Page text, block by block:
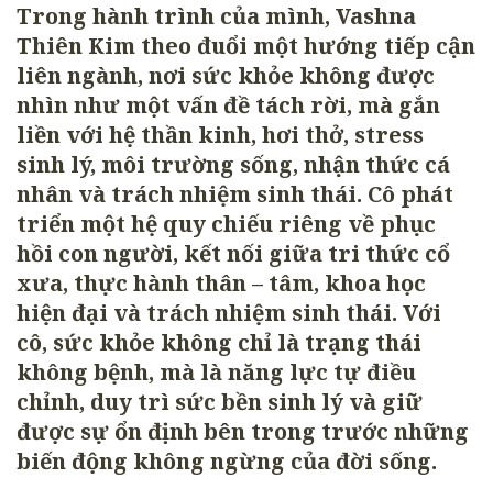
Trong hành trình của mình, Vashna
Thiên Kim theo đuổi một hướng tiếp cận
liên ngành, nơi sức khỏe không được
nhìn như một vấn đề tách rời, mà gắn
liền với hệ thần kinh, hơi thở, stress
sinh lý, môi trường sống, nhận thức cá
nhân và trách nhiệm sinh thái. Cô phát
triển một hệ quy chiếu riêng về phục
hồi con người, kết nối giữa tri thức cổ
xưa, thực hành thân – tâm, khoa học
hiện đại và trách nhiệm sinh thái. Với
cô, sức khỏe không chỉ là trạng thái
không bệnh, mà là năng lực tự điều
chỉnh, duy trì sức bền sinh lý và giữ
được sự ổn định bên trong trước những
biến động không ngừng của đời sống.